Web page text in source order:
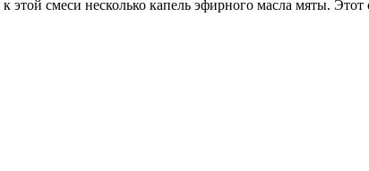
смеси несколько капель эфирного масла мяты. Этот